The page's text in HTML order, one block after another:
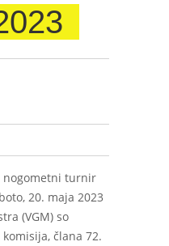
nogometni turnir
20. maja 2023
(VGM) so
člana 72.